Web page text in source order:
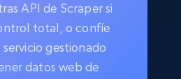
API de Scraper si
total, o confíe
gestionado
datos web de